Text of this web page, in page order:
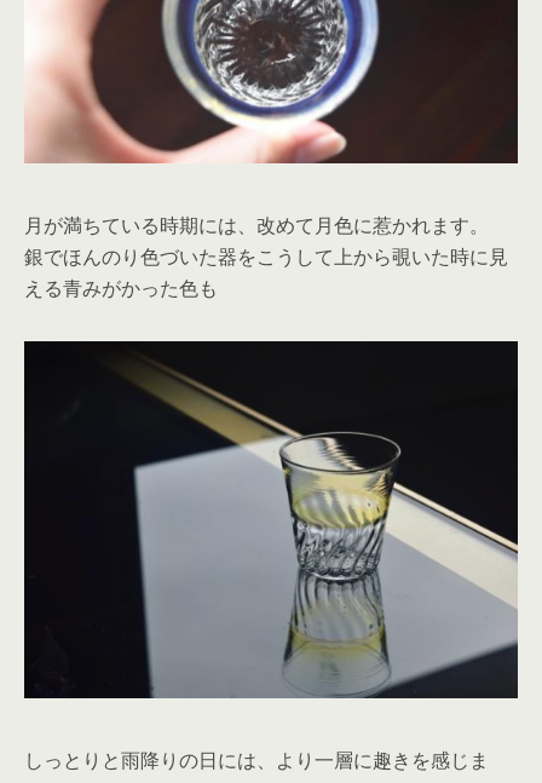
月が満ちている時期には、改めて月色に惹かれます。
銀でほんのり色づいた器をこうして上から覗いた時に見
える青みがかった色も
しっとりと雨降りの日には、より一層に趣きを感じま